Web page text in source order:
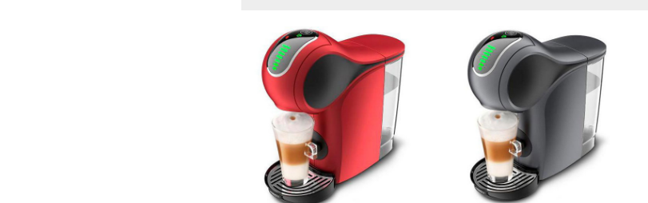
条件で絞り込む
フリーワードで絞り込む
除外する にチェックを入れると、指定したワードを除外して検索します。